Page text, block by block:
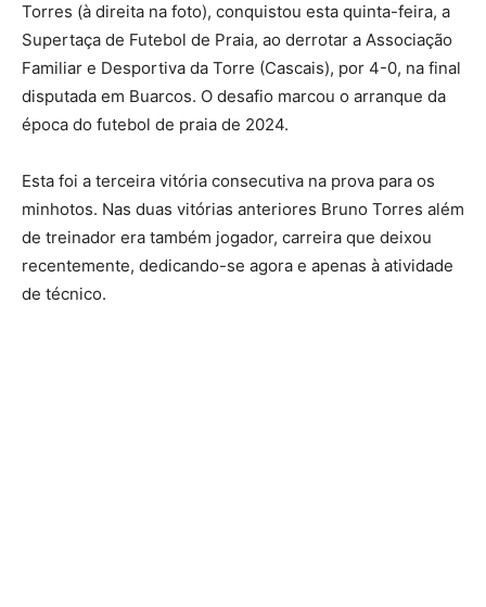
Torres (à direita na foto), conquistou esta quinta-feira, a
Supertaça de Futebol de Praia, ao derrotar a Associação
Familiar e Desportiva da Torre (Cascais), por 4-0, na final
disputada em Buarcos. O desafio marcou o arranque da
época do futebol de praia de 2024.
Esta foi a terceira vitória consecutiva na prova para os
minhotos. Nas duas vitórias anteriores Bruno Torres além
de treinador era também jogador, carreira que deixou
recentemente, dedicando-se agora e apenas à atividade
de técnico.